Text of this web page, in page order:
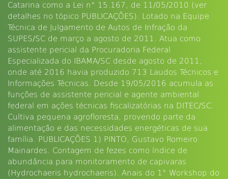
Catarina como a Lei n° 15.167, de 11/05/2010 (ver
detalhes no tópico PUBLICAÇÕES). Lotado na Equipe
Técnica de Julgamento de Autos de Infração da
SUPES/SC de março a agosto de 2011. Atua como
assistente pericial da Procuradoria Federal
Especializada do IBAMA/SC desde agosto de 2011,
onde até 2016 havia produzido 713 Laudos Técnicos e
Informações Técnicas. Desde 19/05/2016 acumula as
funções de assistente pericial e agente ambiental
federal em ações técnicas fiscalizatórias na DITEC/SC.
Cultiva pequena agrofloresta, provendo parte da
alimentação e das necessidades energéticas de sua
família. PUBLICAÇÕES 1) PINTO, Gustavo Romeiro
Mainardes. Contagem de fezes como índice de
abundância para monitoramento de capivaras
(Hydrochaeris hydrochaeris). Anais do 1° Workshop do